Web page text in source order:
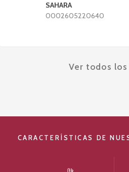
SAHARA
0002605220640
Ver todos los
CARACTERÍSTICAS DE